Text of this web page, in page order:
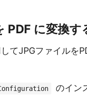
PDF に変換す
てJPGファイルを
のイン